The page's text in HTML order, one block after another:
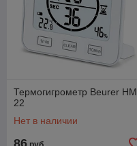
Термогигрометр Beurer HM
22
Нет в наличии